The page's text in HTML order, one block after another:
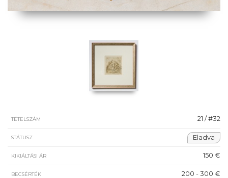
TÉTELSZÁM 21 / #32
STÁTUSZ Eladva
KIKIÁLTÁSI ÁR 150 €
BECSÉRTÉK 200 - 300 €